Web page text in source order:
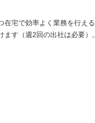
在宅で効率よく業務を行え
す（週2回の出社は必要）。